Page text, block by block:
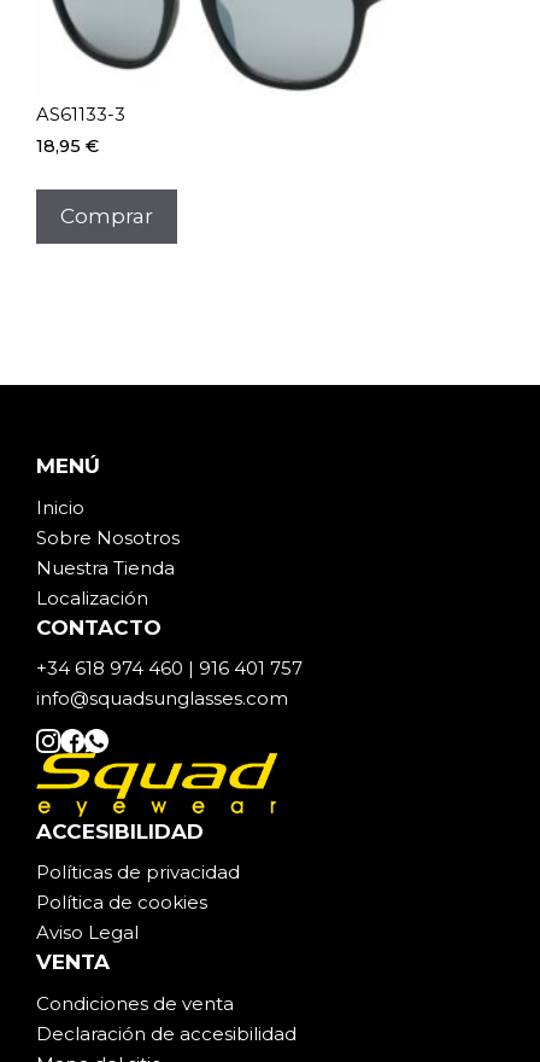
AS61133-3
18,95 €
Comprar
MENÚ
Inicio
Sobre Nosotros
Nuestra Tienda
Localización
CONTACTO
+34 618 974 460 | 916 401 757
info@squadsunglasses.com
ACCESIBILIDAD
Políticas de privacidad
Política de cookies
Aviso Legal
VENTA
Condiciones de venta
Declaración de accesibilidad